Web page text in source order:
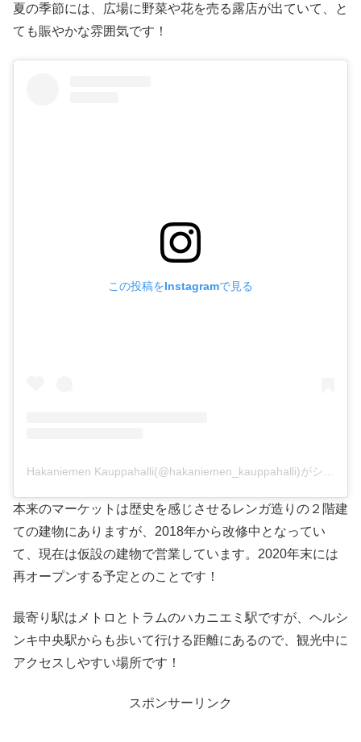
夏の季節には、広場に野菜や花を売る露店が出ていて、と
ても賑やかな雰囲気です！
この投稿をInstagramで見る
Hakaniemen Kauppahalli(@hakaniemen_kauppahalli)がシェアした投稿
本来のマーケットは歴史を感じさせるレンガ造りの２階建
ての建物にありますが、2018年から改修中となってい
て、現在は仮設の建物で営業しています。2020年末には
再オープンする予定とのことです！
最寄り駅はメトロとトラムのハカニエミ駅ですが、ヘルシ
ンキ中央駅からも歩いて行ける距離にあるので、観光中に
アクセスしやすい場所です！
スポンサーリンク